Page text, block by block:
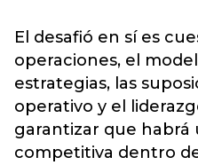
El desafió en sí es
operaciones, el
estrategias, las
operativo y el
garantizar que habrá
competitiva dentro